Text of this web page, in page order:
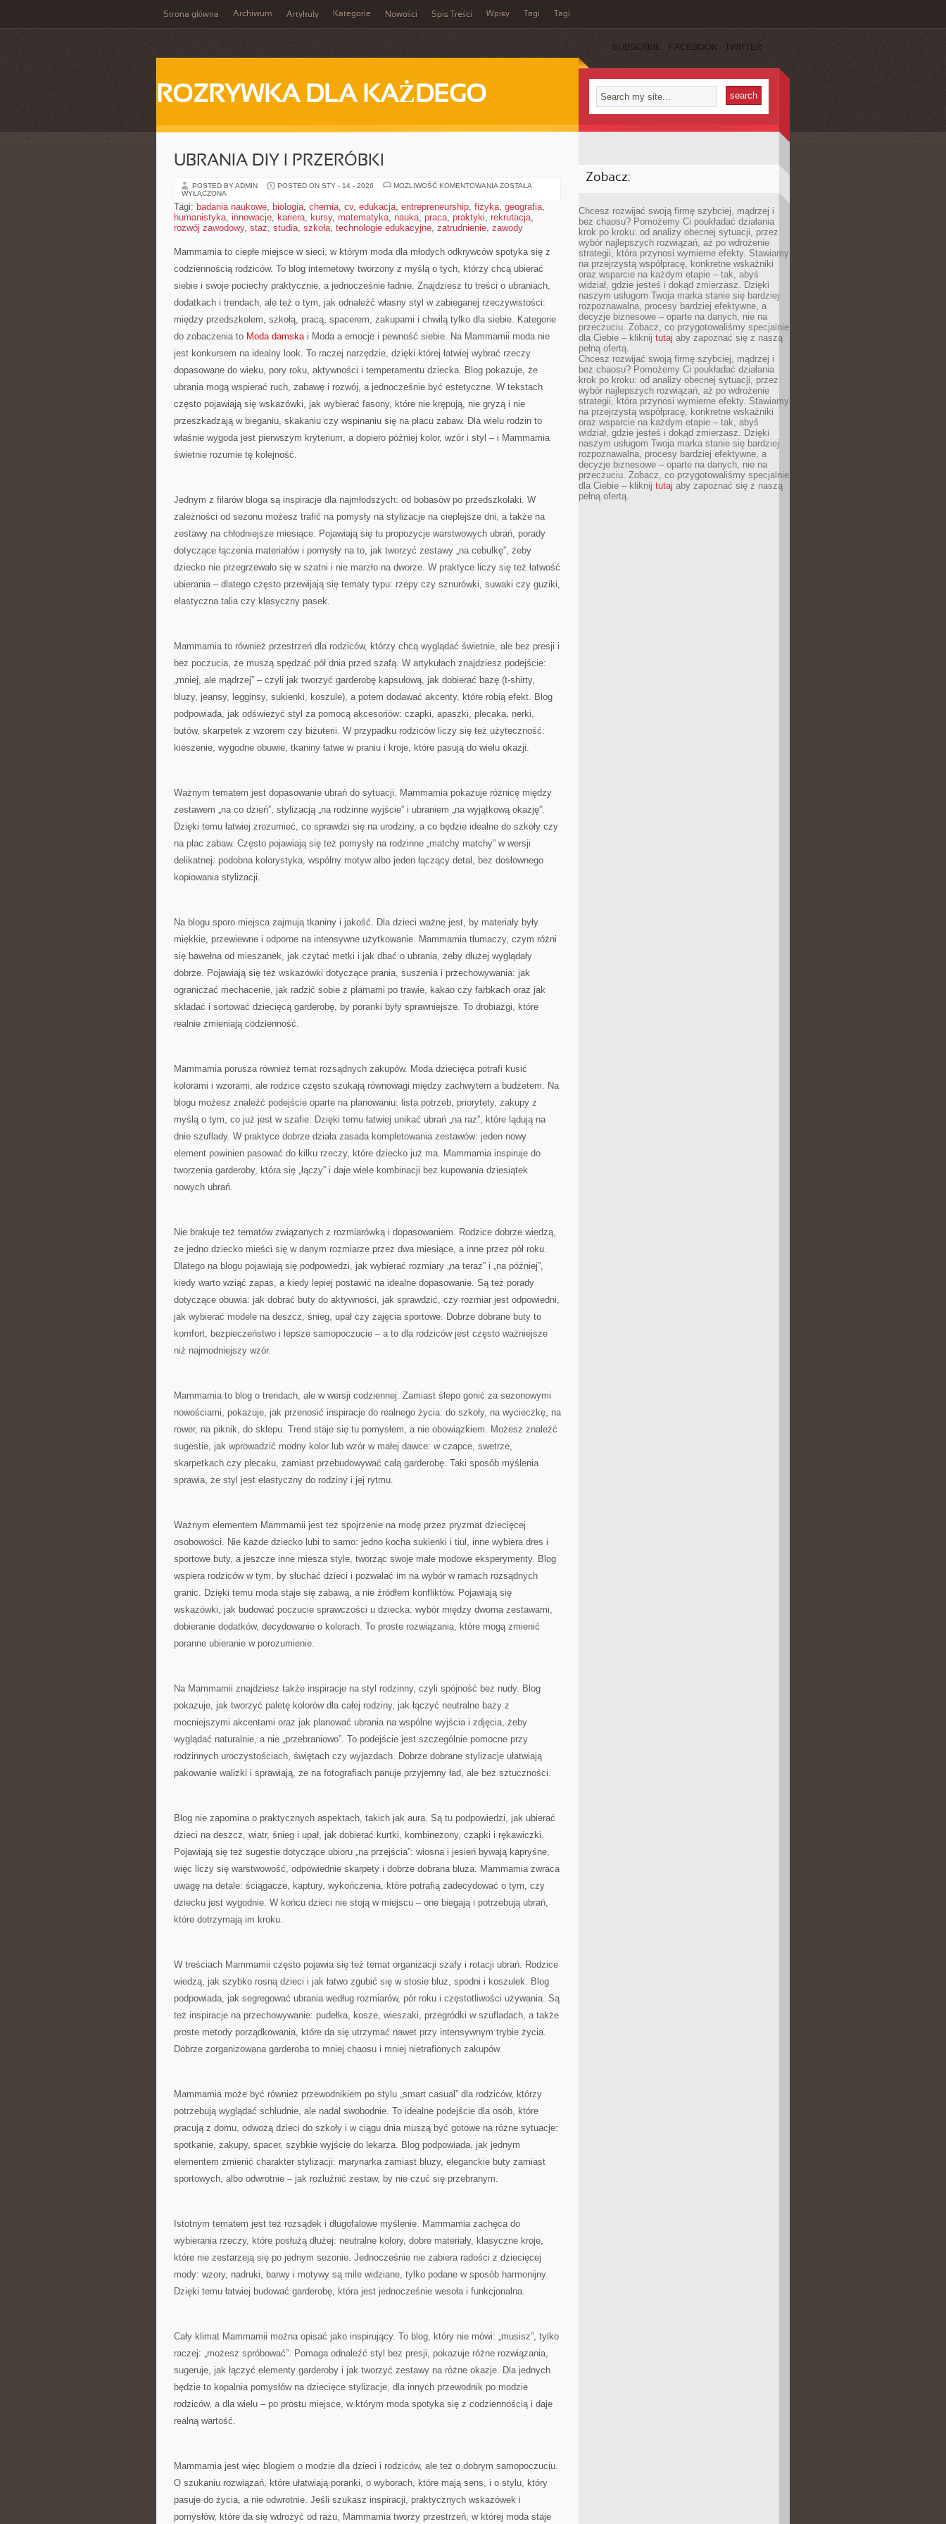
Strona główna Archiwum Artykuły Kategorie Nowości Spis Treści Wpisy Tagi Tagi
SUBSCRIBE FACEBOOK TWITTER
ROZRYWKA DLA KAŻDEGO
UBRANIA DIY I PRZERÓBKI
POSTED BY ADMIN POSTED ON STY - 14 - 2026 MOŻLIWOŚĆ KOMENTOWANIA UBRANIA
PRZERÓBKI
ZOSTAŁA
WYŁĄCZONA
Tagi: badania naukowe, biologia, chemia, cv, edukacja, entrepreneurship, fizyka, geografia,
humanistyka, innowacje, kariera, kursy, matematyka, nauka, praca, praktyki, rekrutacja,
rozwój zawodowy, staż, studia, szkoła, technologie edukacyjne, zatrudnienie, zawody
Mammamia to ciepłe miejsce w sieci, w którym moda dla młodych odkrywców spotyka się z
codziennością rodziców. To blog internetowy tworzony z myślą o tych, którzy chcą ubierać
siebie i swoje pociechy praktycznie, a jednocześnie ładnie. Znajdziesz tu treści o ubraniach,
dodatkach i trendach, ale też o tym, jak odnaleźć własny styl w zabieganej rzeczywistości:
między przedszkolem, szkołą, pracą, spacerem, zakupami i chwilą tylko dla siebie. Kategorie
do zobaczenia to Moda damskai Moda a emocje i pewność siebie. Na Mammamii moda nie
jest konkursem na idealny look. To raczej narzędzie, dzięki której łatwiej wybrać rzeczy
dopasowane do wieku, pory roku, aktywności i temperamentu dziecka. Blog pokazuje, że
ubrania mogą wspierać ruch, zabawę i rozwój, a jednocześnie być estetyczne. W tekstach
często pojawiają się wskazówki, jak wybierać fasony, które nie krępują, nie gryzą i nie
przeszkadzają w bieganiu, skakaniu czy wspinaniu się na placu zabaw. Dla wielu rodzin to
właśnie wygoda jest pierwszym kryterium, a dopiero później kolor, wzór i styl – i Mammamia
świetnie rozumie tę kolejność.
Jednym z filarów bloga są inspiracje dla najmłodszych: od bobasów po przedszkolaki. W
zależności od sezonu możesz trafić na pomysły na stylizacje na cieplejsze dni, a także na
zestawy na chłodniejsze miesiące. Pojawiają się tu propozycje warstwowych ubrań, porady
dotyczące łączenia materiałów i pomysły na to, jak tworzyć zestawy „na cebulkę”, żeby
dziecko nie przegrzewało się w szatni i nie marzło na dworze. W praktyce liczy się też łatwość
ubierania – dlatego często przewijają się tematy typu: rzepy czy sznurówki, suwaki czy guziki,
elastyczna talia czy klasyczny pasek.
Mammamia to również przestrzeń dla rodziców, którzy chcą wyglądać świetnie, ale bez presji i
bez poczucia, że muszą spędzać pół dnia przed szafą. W artykułach znajdziesz podejście:
„mniej, ale mądrzej” – czyli jak tworzyć garderobę kapsułową, jak dobierać bazę (t-shirty,
bluzy, jeansy, legginsy, sukienki, koszule), a potem dodawać akcenty, które robią efekt. Blog
podpowiada, jak odświeżyć styl za pomocą akcesoriów: czapki, apaszki, plecaka, nerki,
butów, skarpetek z wzorem czy biżuterii. W przypadku rodziców liczy się też użyteczność:
kieszenie, wygodne obuwie, tkaniny łatwe w praniu i kroje, które pasują do wielu okazji.
Ważnym tematem jest dopasowanie ubrań do sytuacji. Mammamia pokazuje różnicę między
zestawem „na co dzień”, stylizacją „na rodzinne wyjście” i ubraniem „na wyjątkową okazję”.
Dzięki temu łatwiej zrozumieć, co sprawdzi się na urodziny, a co będzie idealne do szkoły czy
na plac zabaw. Często pojawiają się też pomysły na rodzinne „matchy matchy” w wersji
delikatnej: podobna kolorystyka, wspólny motyw albo jeden łączący detal, bez dosłownego
kopiowania stylizacji.
Na blogu sporo miejsca zajmują tkaniny i jakość. Dla dzieci ważne jest, by materiały były
miękkie, przewiewne i odporne na intensywne użytkowanie. Mammamia tłumaczy, czym różni
się bawełna od mieszanek, jak czytać metki i jak dbać o ubrania, żeby dłużej wyglądały
dobrze. Pojawiają się też wskazówki dotyczące prania, suszenia i przechowywania: jak
ograniczać mechacenie, jak radzić sobie z plamami po trawie, kakao czy farbkach oraz jak
składać i sortować dziecięcą garderobę, by poranki były sprawniejsze. To drobiazgi, które
realnie zmieniają codzienność.
Mammamia porusza również temat rozsądnych zakupów. Moda dziecięca potrafi kusić
kolorami i wzorami, ale rodzice często szukają równowagi między zachwytem a budżetem. Na
blogu możesz znaleźć podejście oparte na planowaniu: lista potrzeb, priorytety, zakupy z
myślą o tym, co już jest w szafie. Dzięki temu łatwiej unikać ubrań „na raz”, które lądują na
dnie szuflady. W praktyce dobrze działa zasada kompletowania zestawów: jeden nowy
element powinien pasować do kilku rzeczy, które dziecko już ma. Mammamia inspiruje do
tworzenia garderoby, która się „łączy” i daje wiele kombinacji bez kupowania dziesiątek
nowych ubrań.
Nie brakuje też tematów związanych z rozmiarówką i dopasowaniem. Rodzice dobrze wiedzą,
że jedno dziecko mieści się w danym rozmiarze przez dwa miesiące, a inne przez pół roku.
Dlatego na blogu pojawiają się podpowiedzi, jak wybierać rozmiary „na teraz” i „na później”,
kiedy warto wziąć zapas, a kiedy lepiej postawić na idealne dopasowanie. Są też porady
dotyczące obuwia: jak dobrać buty do aktywności, jak sprawdzić, czy rozmiar jest odpowiedni,
jak wybierać modele na deszcz, śnieg, upał czy zajęcia sportowe. Dobrze dobrane buty to
komfort, bezpieczeństwo i lepsze samopoczucie – a to dla rodziców jest często ważniejsze
niż najmodniejszy wzór.
Mammamia to blog o trendach, ale w wersji codziennej. Zamiast ślepo gonić za sezonowymi
nowościami, pokazuje, jak przenosić inspiracje do realnego życia: do szkoły, na wycieczkę, na
rower, na piknik, do sklepu. Trend staje się tu pomysłem, a nie obowiązkiem. Możesz znaleźć
sugestie, jak wprowadzić modny kolor lub wzór w małej dawce: w czapce, swetrze,
skarpetkach czy plecaku, zamiast przebudowywać całą garderobę. Taki sposób myślenia
sprawia, że styl jest elastyczny do rodziny i jej rytmu.
Ważnym elementem Mammamii jest też spojrzenie na modę przez pryzmat dziecięcej
osobowości. Nie każde dziecko lubi to samo: jedno kocha sukienki i tiul, inne wybiera dres i
sportowe buty, a jeszcze inne miesza style, tworząc swoje małe modowe eksperymenty. Blog
wspiera rodziców w tym, by słuchać dzieci i pozwalać im na wybór w ramach rozsądnych
granic. Dzięki temu moda staje się zabawą, a nie źródłem konfliktów. Pojawiają się
wskazówki, jak budować poczucie sprawczości u dziecka: wybór między dwoma zestawami,
dobieranie dodatków, decydowanie o kolorach. To proste rozwiązania, które mogą zmienić
poranne ubieranie w porozumienie.
Na Mammamii znajdziesz także inspiracje na styl rodzinny, czyli spójność bez nudy. Blog
pokazuje, jak tworzyć paletę kolorów dla całej rodziny, jak łączyć neutralne bazy z
mocniejszymi akcentami oraz jak planować ubrania na wspólne wyjścia i zdjęcia, żeby
wyglądać naturalnie, a nie „przebraniowo”. To podejście jest szczególnie pomocne przy
rodzinnych uroczystościach, świętach czy wyjazdach. Dobrze dobrane stylizacje ułatwiają
pakowanie walizki i sprawiają, że na fotografiach panuje przyjemny ład, ale bez sztuczności.
Blog nie zapomina o praktycznych aspektach, takich jak aura. Są tu podpowiedzi, jak ubierać
dzieci na deszcz, wiatr, śnieg i upał, jak dobierać kurtki, kombinezony, czapki i rękawiczki.
Pojawiają się też sugestie dotyczące ubioru „na przejścia”: wiosna i jesień bywają kapryśne,
więc liczy się warstwowość, odpowiednie skarpety i dobrze dobrana bluza. Mammamia zwraca
uwagę na detale: ściągacze, kaptury, wykończenia, które potrafią zadecydować o tym, czy
dziecku jest wygodnie. W końcu dzieci nie stoją w miejscu – one biegają i potrzebują ubrań,
które dotrzymają im kroku.
W treściach Mammamii często pojawia się też temat organizacji szafy i rotacji ubrań. Rodzice
wiedzą, jak szybko rosną dzieci i jak łatwo zgubić się w stosie bluz, spodni i koszulek. Blog
podpowiada, jak segregować ubrania według rozmiarów, pór roku i częstotliwości używania. Są
też inspiracje na przechowywanie: pudełka, kosze, wieszaki, przegródki w szufladach, a także
proste metody porządkowania, które da się utrzymać nawet przy intensywnym trybie życia.
Dobrze zorganizowana garderoba to mniej chaosu i mniej nietrafionych zakupów.
Mammamia może być również przewodnikiem po stylu „smart casual” dla rodziców, którzy
potrzebują wyglądać schludnie, ale nadal swobodnie. To idealne podejście dla osób, które
pracują z domu, odwożą dzieci do szkoły i w ciągu dnia muszą być gotowe na różne sytuacje:
spotkanie, zakupy, spacer, szybkie wyjście do lekarza. Blog podpowiada, jak jednym
elementem zmienić charakter stylizacji: marynarka zamiast bluzy, eleganckie buty zamiast
sportowych, albo odwrotnie – jak rozluźnić zestaw, by nie czuć się przebranym.
Istotnym tematem jest też rozsądek i długofalowe myślenie. Mammamia zachęca do
wybierania rzeczy, które posłużą dłużej: neutralne kolory, dobre materiały, klasyczne kroje,
które nie zestarzeją się po jednym sezonie. Jednocześnie nie zabiera radości z dziecięcej
mody: wzory, nadruki, barwy i motywy są mile widziane, tylko podane w sposób harmonijny.
Dzięki temu łatwiej budować garderobę, która jest jednocześnie wesoła i funkcjonalna.
Cały klimat Mammamii można opisać jako inspirujący. To blog, który nie mówi: „musisz”, tylko
raczej: „możesz spróbować”. Pomaga odnaleźć styl bez presji, pokazuje różne rozwiązania,
sugeruje, jak łączyć elementy garderoby i jak tworzyć zestawy na różne okazje. Dla jednych
będzie to kopalnia pomysłów na dziecięce stylizacje, dla innych przewodnik po modzie
rodziców, a dla wielu – po prostu miejsce, w którym moda spotyka się z codziennością i daje
realną wartość.
Mammamia jest więc blogiem o modzie dla dzieci i rodziców, ale też o dobrym samopoczuciu.
O szukaniu rozwiązań, które ułatwiają poranki, o wyborach, które mają sens, i o stylu, który
pasuje do życia, a nie odwrotnie. Jeśli szukasz inspiracji, praktycznych wskazówek i
pomysłów, które da się wdrożyć od razu, Mammamia tworzy przestrzeń, w której moda staje
Zobacz:
Chcesz rozwijać swoją firmę szybciej, mądrzej i
bez chaosu? Pomożemy Ci poukładać działania
krok po kroku: od analizy obecnej sytuacji, przez
wybór najlepszych rozwiązań, aż po wdrożenie
strategii, która przynosi wymierne efekty. Stawiamy
na przejrzystą współpracę, konkretne wskaźniki
oraz wsparcie na każdym etapie – tak, abyś
widział, gdzie jesteś i dokąd zmierzasz. Dzięki
naszym usługom Twoja marka stanie się bardziej
rozpoznawalna, procesy bardziej efektywne, a
decyzje biznesowe – oparte na danych, nie na
przeczuciu. Zobacz, co przygotowaliśmy specjalnie
dla Ciebie – kliknij tutaj aby zapoznać się z naszą
pełną ofertą.
Chcesz rozwijać swoją firmę szybciej, mądrzej i
bez chaosu? Pomożemy Ci poukładać działania
krok po kroku: od analizy obecnej sytuacji, przez
wybór najlepszych rozwiązań, aż po wdrożenie
strategii, która przynosi wymierne efekty. Stawiamy
na przejrzystą współpracę, konkretne wskaźniki
oraz wsparcie na każdym etapie – tak, abyś
widział, gdzie jesteś i dokąd zmierzasz. Dzięki
naszym usługom Twoja marka stanie się bardziej
rozpoznawalna, procesy bardziej efektywne, a
decyzje biznesowe – oparte na danych, nie na
przeczuciu. Zobacz, co przygotowaliśmy specjalnie
dla Ciebie – kliknij tutaj aby zapoznać się z naszą
pełną ofertą.